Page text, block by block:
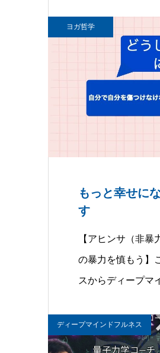
ヨガ哲学
もっと幸せに
す
【アヒンサ（非
の暴力を慎もう】
スからディープマ
ディープマインドフルネス